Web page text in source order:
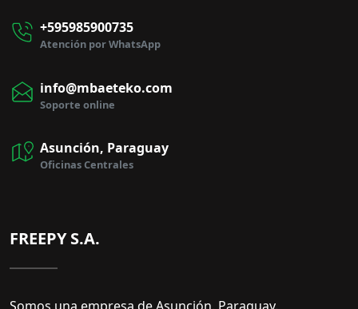
+595985900735
Atención por WhatsApp
info@mbaeteko.com
Soporte online
Asunción, Paraguay
Oficinas Centrales
FREEPY S.A.